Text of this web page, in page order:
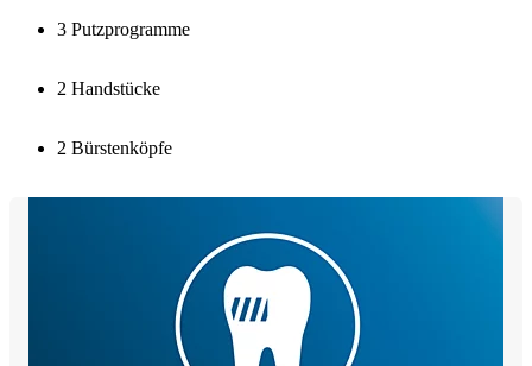
3 Putzprogramme
2 Handstücke
2 Bürstenköpfe